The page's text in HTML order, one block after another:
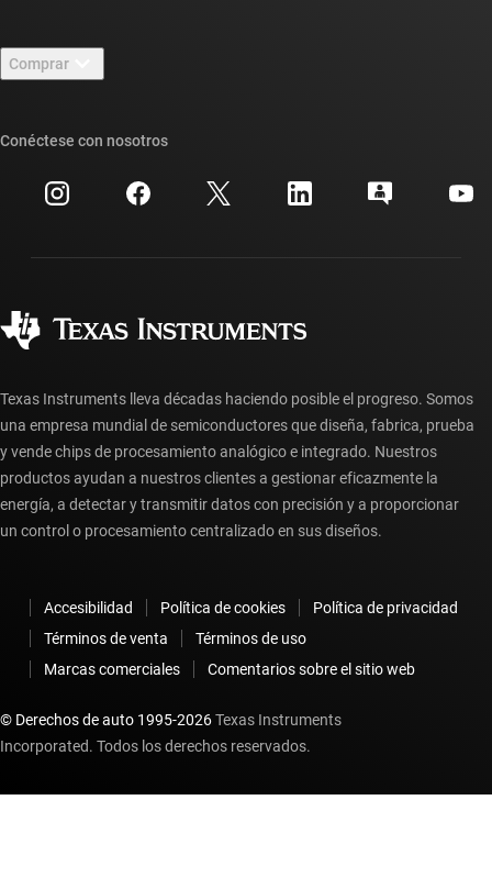
Carreras laborales
Sala de redacción
Eventos
Relaciones con los inversionistas
Foros de soporte de diseño de TI E2E™
Búsqueda de referencias cruzadas
Centro de atención al cliente
Preguntas frecuentes sobre la cuenta myTI
Comprar
Preguntas frecuentes sobre pedidos
Conéctese con nosotros
Texas Instruments lleva décadas haciendo posible el progreso. Somos
una empresa mundial de semiconductores que diseña, fabrica, prueba
y vende chips de procesamiento analógico e integrado. Nuestros
productos ayudan a nuestros clientes a gestionar eficazmente la
energía, a detectar y transmitir datos con precisión y a proporcionar
un control o procesamiento centralizado en sus diseños.
Accesibilidad Política de cookies
Política de privacidad
Términos de venta
Términos de uso
Marcas comerciales
Comentarios sobre el sitio web
© Derechos de auto 1995-2026Texas Instruments
Incorporated. Todos los derechos reservados.